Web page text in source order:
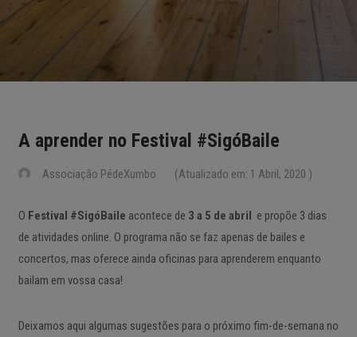
A aprender no Festival #SigóBaile
Associação PédeXumbo (Atualizado em: 1 Abril, 2020 )
O Festival #SigóBaile acontece de 3 a 5 de abril e propõe 3 dias
de atividades online. O programa não se faz apenas de bailes e
concertos, mas oferece ainda oficinas para aprenderem enquanto
bailam em vossa casa!
Deixamos aqui algumas sugestões para o próximo fim-de-semana no